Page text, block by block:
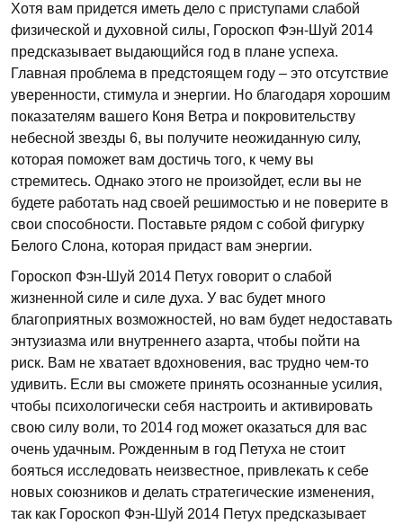
Хотя вам придется иметь дело с приступами слабой
физической и духовной силы, Гороскоп Фэн-Шуй 2014
предсказывает выдающийся год в плане успеха.
Главная проблема в предстоящем году – это отсутствие
уверенности, стимула и энергии. Но благодаря хорошим
показателям вашего Коня Ветра и покровительству
небесной звезды 6, вы получите неожиданную силу,
которая поможет вам достичь того, к чему вы
стремитесь. Однако этого не произойдет, если вы не
будете работать над своей решимостью и не поверите в
свои способности. Поставьте рядом с собой фигурку
Белого Слона, которая придаст вам энергии.
Гороскоп Фэн-Шуй 2014 Петух говорит о слабой
жизненной силе и силе духа. У вас будет много
благоприятных возможностей, но вам будет недоставать
энтузиазма или внутреннего азарта, чтобы пойти на
риск. Вам не хватает вдохновения, вас трудно чем-то
удивить. Если вы сможете принять осознанные усилия,
чтобы психологически себя настроить и активировать
свою силу воли, то 2014 год может оказаться для вас
очень удачным. Рожденным в год Петуха не стоит
бояться исследовать неизвестное, привлекать к себе
новых союзников и делать стратегические изменения,
так как Гороскоп Фэн-Шуй 2014 Петух предсказывает